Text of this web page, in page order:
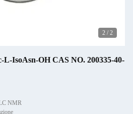
2 / 2
L-IsoAsn-OH CAS NO. 200335-40-
NMR